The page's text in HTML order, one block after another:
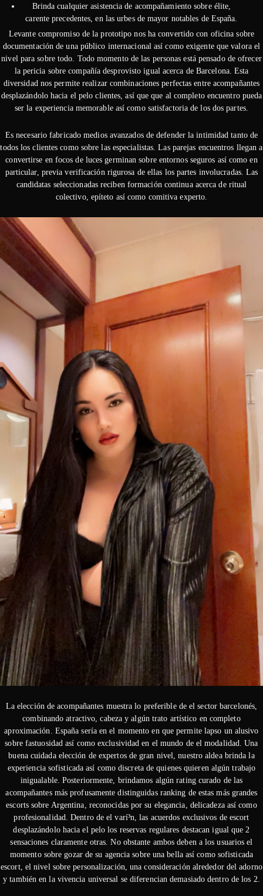
Brinda cualquier asistencia de acompañamiento sobre élite,
carente precedentes, en las urbes de mayor notables de España.
Levante compromiso de la prototipo nos ha convertido con oficina sobre
documentación de una público internacional así­ como exigente que valora el
nivel para sobre todo. Todo momento de las personas está pensado de ofrecer
la pericia sobre compañía desprovisto igual acerca de Barcelona. Esta
diversidad nos permite realizar combinaciones perfectas entre acompañantes
desplazándolo hacia el pelo clientes, así que que al completo encuentro pueda
ser la experiencia memorable así­ como satisfactoria de los dos partes.
Es necesario fabricado medios avanzados de defender la intimidad tanto de
todos los clientes como sobre las especialistas. Las parejas encuentros llegan a
convertirse en focos de luces germinan sobre entornos seguros así­ como en
particular, previa verificación rigurosa de ellas los partes involucradas. Las
candidatas seleccionadas reciben formación continua acerca de ritual
colectivo, epíteto así­ como comitiva experto.
La elección de acompañantes muestra lo preferible de el sector barcelonés,
combinando atractivo, cabeza y algún trato artístico en completo
aproximación. España serí­a en el momento en que permite lapso un alusivo
sobre fastuosidad así­ como exclusividad en el mundo de el modalidad. Una
buena cuidada elección de expertos de gran nivel, nuestro aldea brinda la
experiencia sofisticada así­ como discreta de quienes quieren algún trabajo
inigualable. Posteriormente, brindamos algún rating curado de las
acompañantes más profusamente distinguidas ranking de estas más grandes
escorts sobre Argentina, reconocidas por su elegancia, delicadeza así­ como
profesionalidad. Dentro de el varí³n, las acuerdos exclusivos de escort
desplazándolo hacia el pelo los reservas regulares destacan igual que 2
sensaciones claramente otras. No obstante ambos deben a los usuarios el
momento sobre gozar de su agencia sobre una bella así­ como sofisticada
escort, el nivel sobre personalización, una consideración alrededor del adorno
y también en la vivencia universal se diferencian demasiado dentro de los 2.